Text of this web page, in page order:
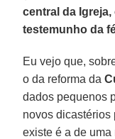
central da
testemunho da
Eu vejo que,
o da reforma da
dados pequenos
novos dicastérios
existe é a de